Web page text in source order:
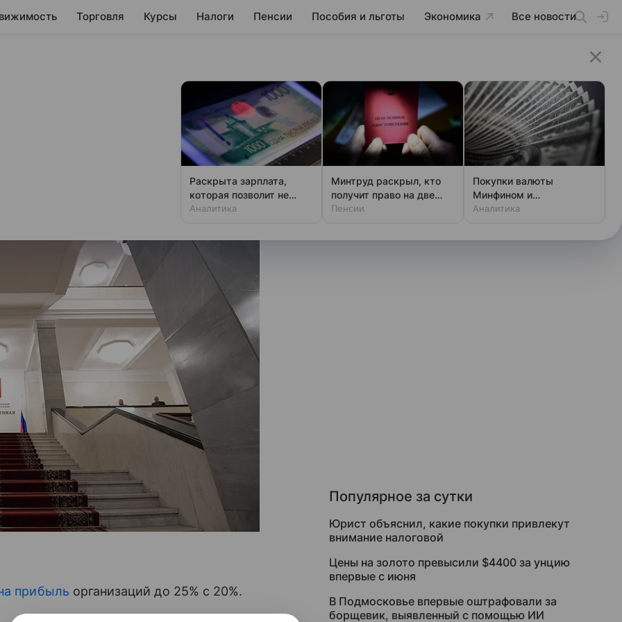
Торговля Курсы Налоги Пенсии Пособия и льготы Экономика Все новости
о повышении
прибыль организаций до 25% с 20%.
Популярное за сутки
Юрист объяснил, какие покупки привлекут
внимание налоговой
Цены на золото превысили $4400 за унцию
впервые с июня
В Подмосковье впервые оштрафовали за
борщевик, выявленный с помощью ИИ
Раскрыта зарплата,
которая позволит не
чувствовать зависти
Аналитика
Минтруд раскрыл, кто
получит право на две
пенсии
Пенсии
Покупки валюты
Минфином и
спекулянтами разогнали
Аналитика